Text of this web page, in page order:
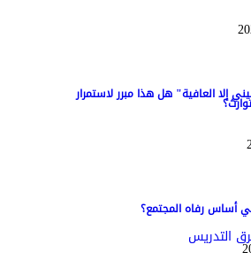
إلا العافية" هل هذا مبرر لاستمرار
أساس رفاه المجتمع؟
التدريس